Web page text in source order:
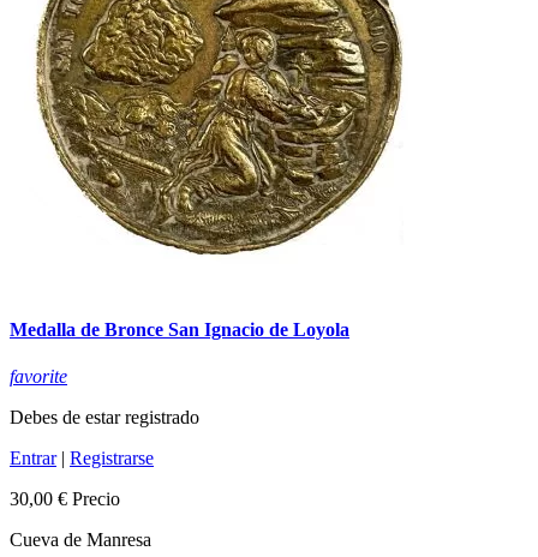
Medalla de Bronce San Ignacio de Loyola
favorite
Debes de estar registrado
Entrar| Registrarse
30,00 € Precio
Cueva de Manresa